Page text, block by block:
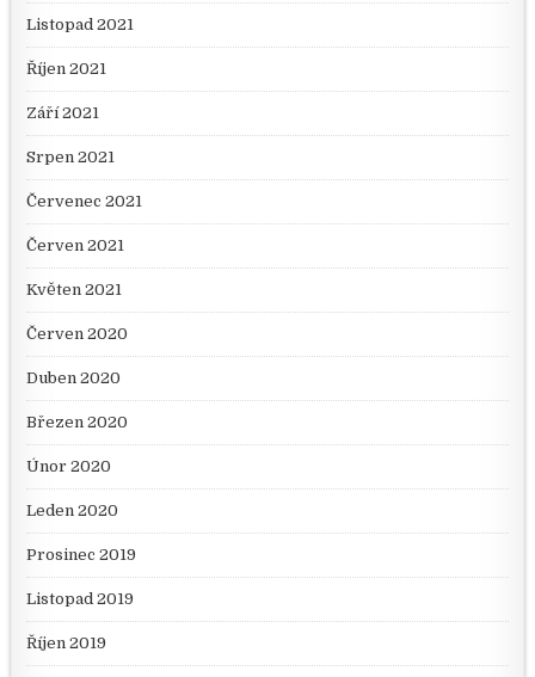
Listopad 2021
Říjen 2021
Září 2021
Srpen 2021
Červenec 2021
Červen 2021
Květen 2021
Červen 2020
Duben 2020
Březen 2020
Únor 2020
Leden 2020
Prosinec 2019
Listopad 2019
Říjen 2019